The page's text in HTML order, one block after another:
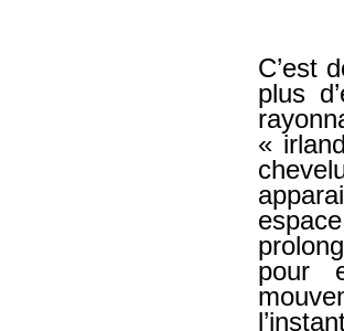
C’est
plus
«
pour